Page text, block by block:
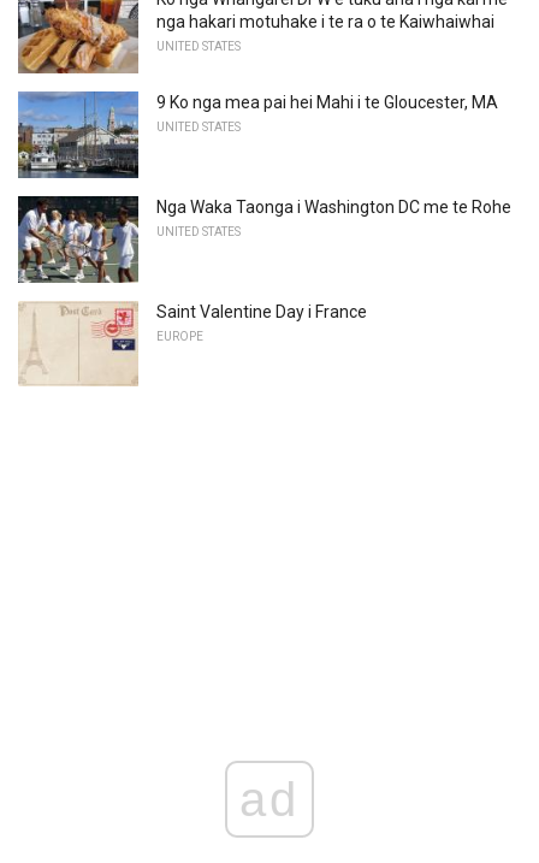
nga hakari motuhake i te ra o te Kaiwhaiwhai
UNITED STATES
9 Ko nga mea pai hei Mahi i te Gloucester, MA
UNITED STATES
Nga Waka Taonga i Washington DC me te Rohe
UNITED STATES
Saint Valentine Day i France
EUROPE
ad